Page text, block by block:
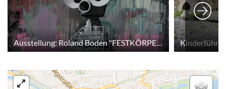
Ausstellung: Roland Boden "FESTKÖRPERBETRACHTUNG"